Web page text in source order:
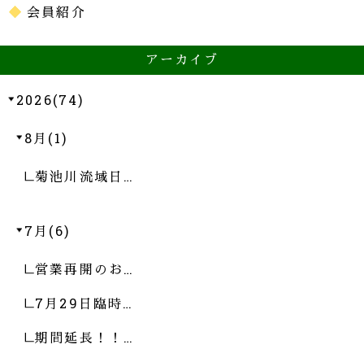
会員紹介
アーカイブ
2026(74)
8月(1)
菊池川流域日…
7月(6)
営業再開のお…
7月29日臨時…
期間延長！！…